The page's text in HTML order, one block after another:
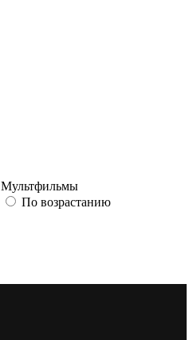
Мультфильмы
По возрастанию